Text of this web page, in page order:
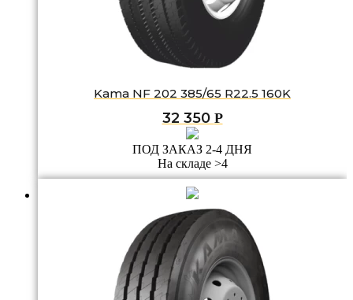
Kama NF 202 385/65 R22.5 160K
32 350 Р
ПОД ЗАКАЗ 2-4 ДНЯ
На складе >4